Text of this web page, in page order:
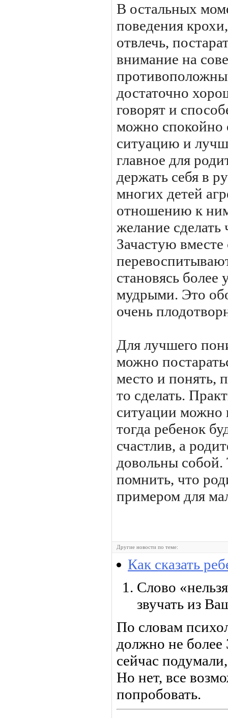
В остальных
поведения
отвлечь,
внимание на
достаточно
говорят и
можно спокойно
ситуацию и
главное для
держать себя в
многих детей
отношению к
желание сделать
Зачастую вместе
становясь
мудрыми. Это
очень
Для лучшего
можно
место и понять,
то сделать.
ситуации можно
тогда ребенок
счастлив, а
довольны
помнить, что
примером для
Другие новости по теме:
Как сказать
Слово
звучать из
По словам
должно не
сейчас
Но нет, все
попробовать.